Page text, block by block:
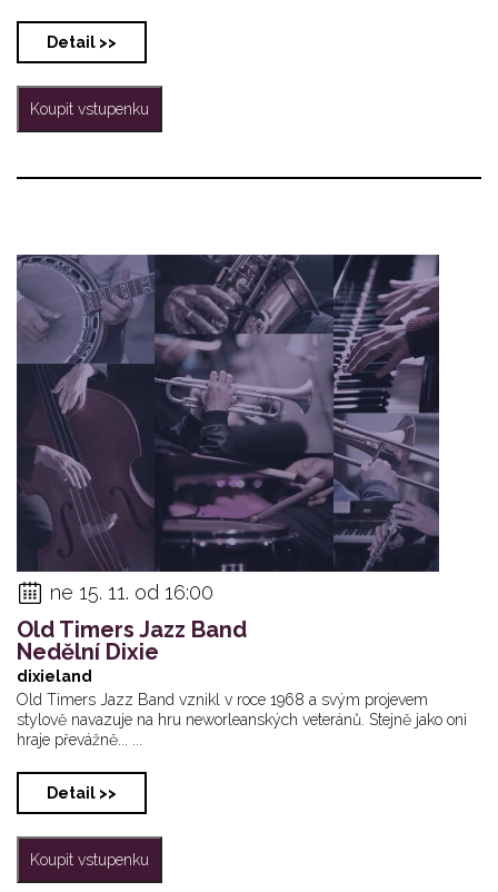
Detail >>
Koupit vstupenku
ne 15. 11. od 16:00
Old Timers Jazz Band
Nedělní Dixie
dixieland
Old Timers Jazz Band vznikl v roce 1968 a svým projevem
stylově navazuje na hru neworleanských veteránů. Stejně jako oni
hraje převážně... ...
Detail >>
Koupit vstupenku